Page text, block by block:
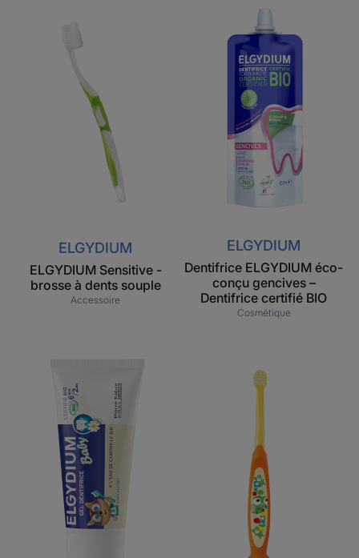
dents
souple
ELGYDIUM
ELGYDIUM Sensitive -
brosse à dents souple
Accessoire
éco-
conçu
gencives
Dentifrice
certifié
BIO
ELGYDIUM
Dentifrice ELGYDIUM éco-
conçu gencives –
Dentifrice certifié BIO
Cosmétique
dentifrice
dentifrice
bébé
mois
/
2
Baby
brosse
-
Brosse
à
dents
bébé